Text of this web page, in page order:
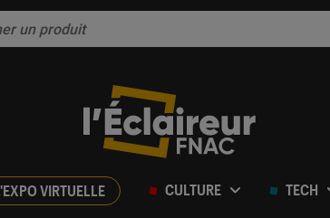
VIRTUELLE CULTURE TECH